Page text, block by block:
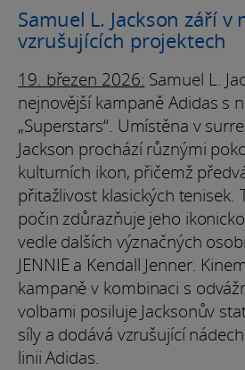
Samuel L. Jackson září v
vzrušujících projektech
19. březen 2026: Samuel L.
nejnovější kampaně Adidas s
„Superstars“. Umístěna v
Jackson prochází různými
kulturních ikon, přičemž
přitažlivost klasických tenisek.
počin zdůrazňuje jeho
vedle dalších význačných
JENNIE a Kendall Jenner.
kampaně v kombinaci s
volbami posiluje Jacksonův
síly a dodává vzrušující
linii Adidas.